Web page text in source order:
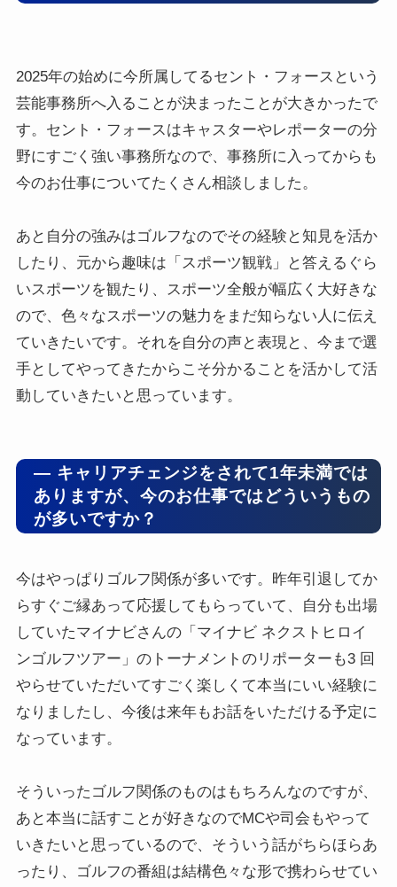
2025年の始めに今所属してるセント・フォースという
芸能事務所へ入ることが決まったことが大きかったで
す。セント・フォースはキャスターやレポーターの分
野にすごく強い事務所なので、事務所に入ってからも
今のお仕事についてたくさん相談しました。
あと自分の強みはゴルフなのでその経験と知見を活か
したり、元から趣味は「スポーツ観戦」と答えるぐら
いスポーツを観たり、スポーツ全般が幅広く大好きな
ので、色々なスポーツの魅力をまだ知らない人に伝え
ていきたいです。それを自分の声と表現と、今まで選
手としてやってきたからこそ分かることを活かして活
動していきたいと思っています。
― キャリアチェンジをされて1年未満では
ありますが、今のお仕事ではどういうもの
が多いですか？
今はやっぱりゴルフ関係が多いです。昨年引退してか
らすぐご縁あって応援してもらっていて、自分も出場
していたマイナビさんの「マイナビ ネクストヒロイ
ンゴルフツアー」のトーナメントのリポーターも3 回
やらせていただいてすごく楽しくて本当にいい経験に
なりましたし、今後は来年もお話をいただける予定に
なっています。
そういったゴルフ関係のものはもちろんなのですが、
あと本当に話すことが好きなのでMCや司会もやって
いきたいと思っているので、そういう話がちらほらあ
ったり、ゴルフの番組は結構色々な形で携わらせてい